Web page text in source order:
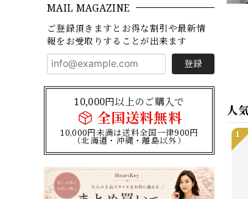
MAIL MAGAZINE
ご登録頂きますとお得な割引や最新情
報をお受取りすることが出来ます
登録
10,000円以上のご購入で
全国送料無料
10,000円未満は送料全国一律900円
（北海道・沖縄・離島以外）
人
1